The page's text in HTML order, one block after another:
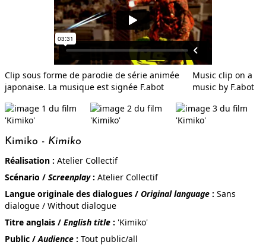
CONTE SAUVAGE
MISÈRE SEXUELLE
LE CHANT DU CACHALOT
Clip sous forme de parodie de série animée
japonaise. La musique est signée F.abot
Music clip on a
music by F.abot
Kimiko - Kimiko
Réalisation : Atelier Collectif
Scénario / Screenplay: Atelier Collectif
Langue originale des dialogues / Original language : Sans
dialogue / Without dialogue
Titre anglais / English title : 'Kimiko'
Public /Audience : Tout public/all